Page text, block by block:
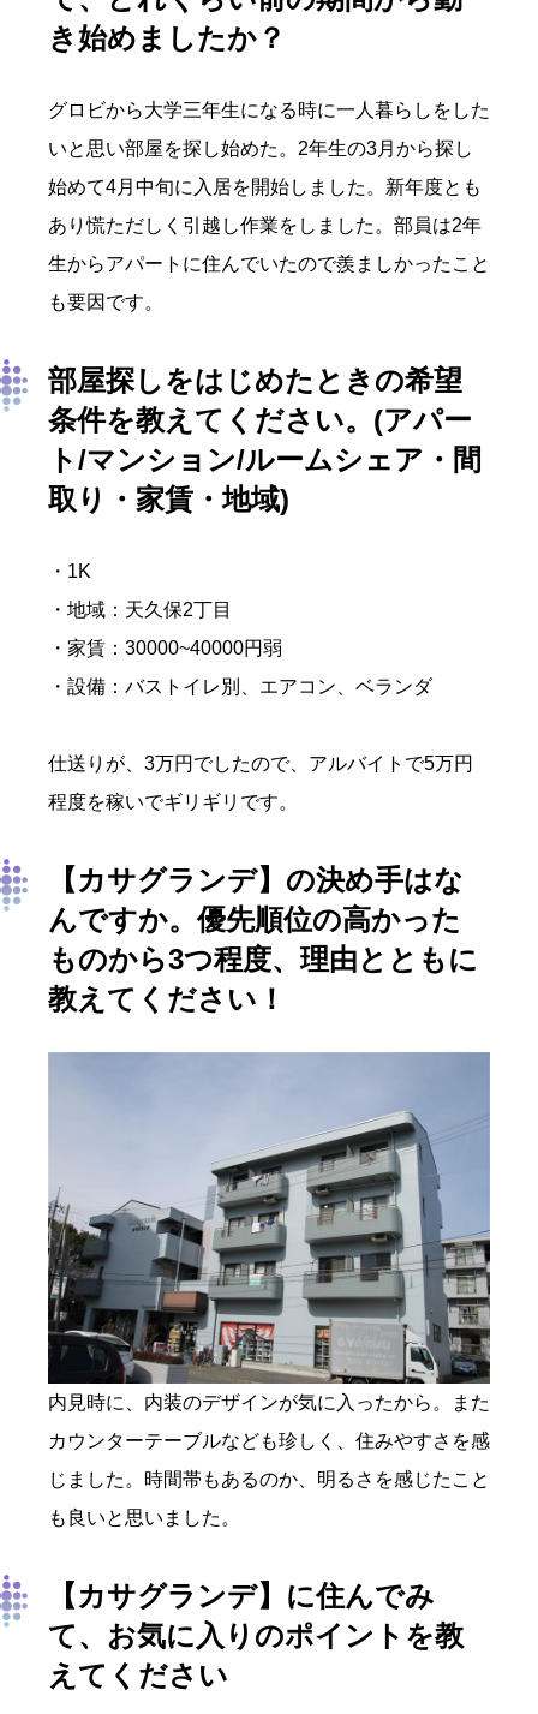
き始めましたか？
グロビから大学三年生になる時に一人暮らしをした
いと思い部屋を探し始めた。2年生の3月から探し
始めて4月中旬に入居を開始しました。新年度とも
あり慌ただしく引越し作業をしました。部員は2年
生からアパートに住んでいたので羨ましかったこと
も要因です。
部屋探しをはじめたときの希望
条件を教えてください。(アパー
ト/マンション/ルームシェア・間
取り・家賃・地域)
・1K
・地域：天久保2丁目
・家賃：30000~40000円弱
・設備：バストイレ別、エアコン、ベランダ
仕送りが、3万円でしたので、アルバイトで5万円
程度を稼いでギリギリです。
【カサグランデ】 の決め手はな
んですか。優先順位の高かった
ものから3つ程度、理由とともに
教えてください！
内見時に、内装のデザインが気に入ったから。また
カウンターテーブルなども珍しく、住みやすさを感
じました。時間帯もあるのか、明るさを感じたこと
も良いと思いました。
【カサグランデ】 に住んでみ
て、お気に入りのポイントを教
えてください